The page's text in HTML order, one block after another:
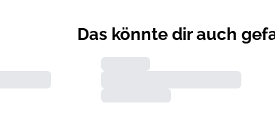
Das könnte dir auch